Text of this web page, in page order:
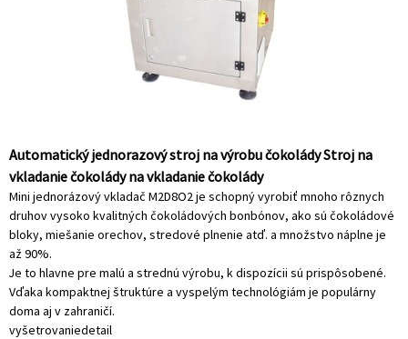
Automatický jednorazový stroj na výrobu čokolády Stroj na
vkladanie čokolády na vkladanie čokolády
Mini jednorázový vkladač M2D8O2 je schopný vyrobiť mnoho rôznych
druhov vysoko kvalitných čokoládových bonbónov, ako sú čokoládové
bloky, miešanie orechov, stredové plnenie atď. a množstvo náplne je
až 90%.
Je to hlavne pre malú a strednú výrobu, k dispozícii sú prispôsobené.
Vďaka kompaktnej štruktúre a vyspelým technológiám je populárny
doma aj v zahraničí.
vyšetrovaniedetail